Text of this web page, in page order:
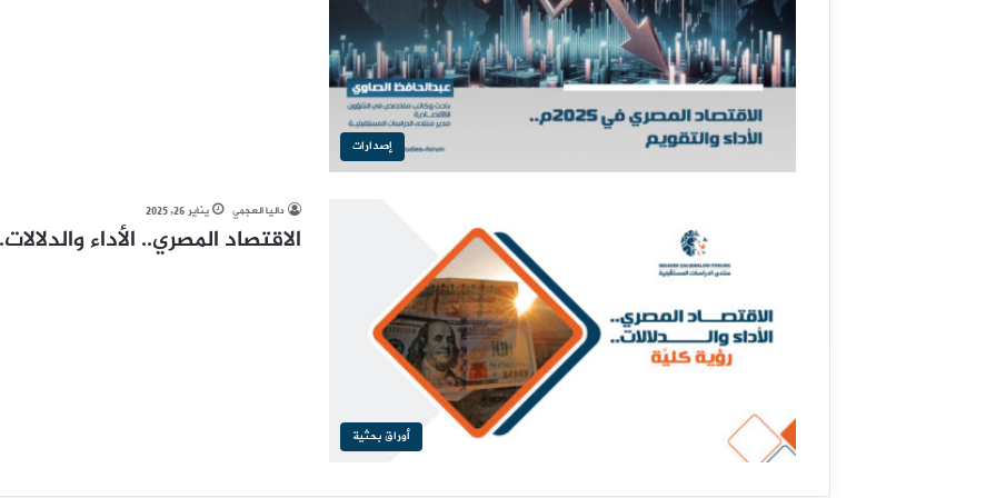
إصدارات
أوراق بحثية
داليا العجمي يناير 26, 2025
الاقتصاد المصري.. الأداء